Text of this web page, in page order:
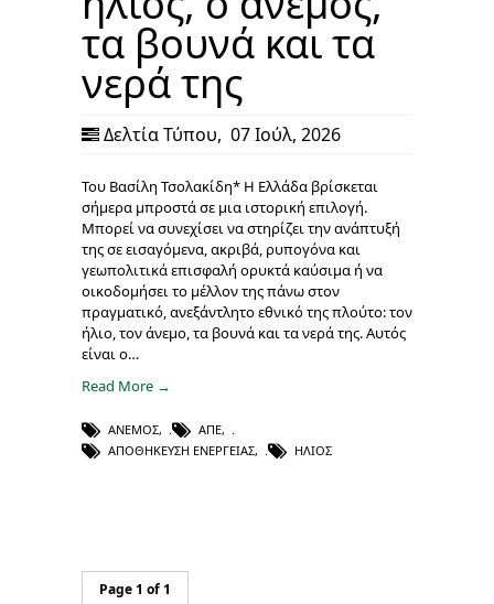
τα βουνά και τα
νερά της
Δελτία Τύπου, 07 Ιούλ, 2026
Του Βασίλη Τσολακίδη* Η Ελλάδα βρίσκεται
σήμερα μπροστά σε μια ιστορική επιλογή.
Μπορεί να συνεχίσει να στηρίζει την ανάπτυξή
της σε εισαγόμενα, ακριβά, ρυπογόνα και
γεωπολιτικά επισφαλή ορυκτά καύσιμα ή να
οικοδομήσει το μέλλον της πάνω στον
πραγματικό, ανεξάντλητο εθνικό της πλούτο: τον
ήλιο, τον άνεμο, τα βουνά και τα νερά της. Αυτός
είναι ο…
Read More →
ΆΝΕΜΟΣ, ΑΠΕ,
ΑΠΟΘΉΚΕΥΣΗ ΕΝΈΡΓΕΙΑΣ, ΉΛΙΟΣ
Page 1 of 1